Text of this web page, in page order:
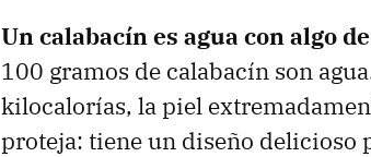
Un calabacín es agua con algo
100 gramos de calabacín son
kilocalorías, la piel
proteja: tiene un diseño delicioso